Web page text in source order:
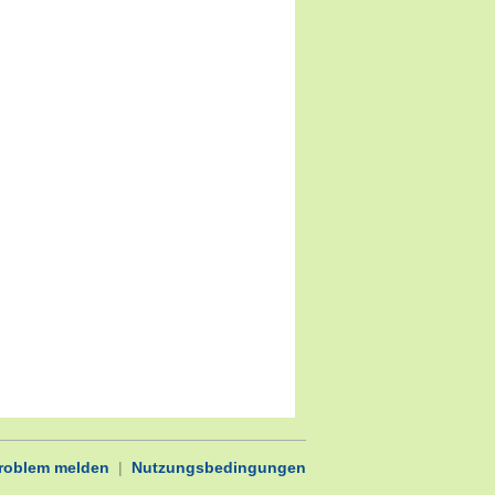
melden | Nutzungsbedingungen